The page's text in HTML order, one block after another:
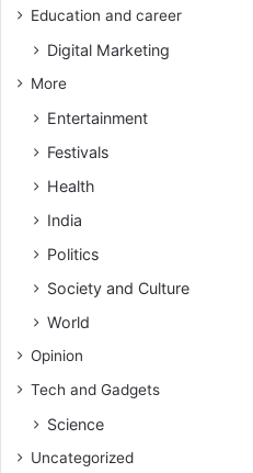
Education and career
Digital Marketing
More
Entertainment
Festivals
Health
India
Politics
Society and Culture
World
Opinion
Tech and Gadgets
Science
Uncategorized